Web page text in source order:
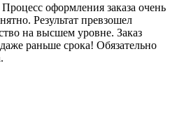
оформления заказа очень
Результат превзошел
на высшем уровне. Заказ
раньше срока! Обязательно